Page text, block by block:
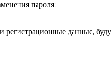
пароля:
регистрационные данные,